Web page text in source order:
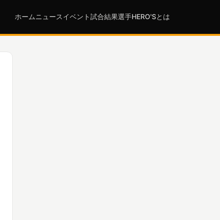
ホーム ニュースイベント試合結果選手HERO'Sとは